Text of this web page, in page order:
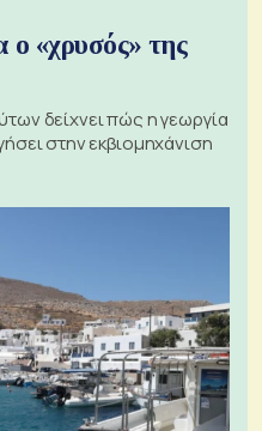
ο «χρυσός» της
δείχνει πώς η γεωργία
στην εκβιομηχάνιση